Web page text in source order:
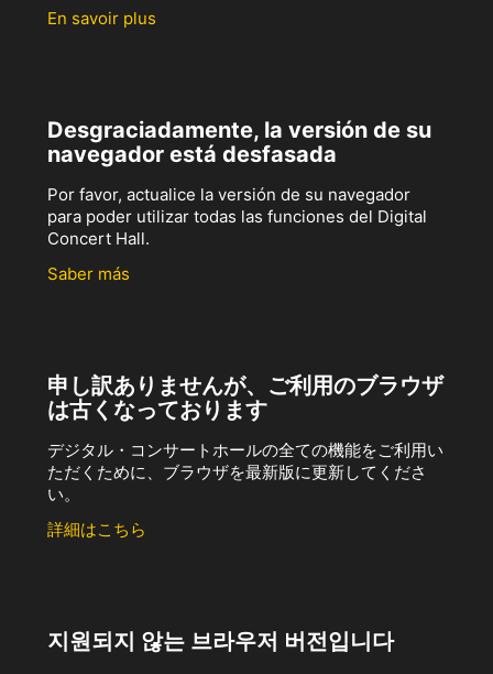
En savoir plus
Desgraciadamente, la versión de su
navegador está desfasada
Por favor, actualice la versión de su navegador
para poder utilizar todas las funciones del Digital
Concert Hall.
Saber más
申し訳ありませんが、ご利用のブラウザ
は古くなっております
デジタル・コンサートホールの全ての機能をご利用い
ただくために、ブラウザを最新版に更新してくださ
い。
詳細はこちら
지원되지 않는 브라우저 버전입니다